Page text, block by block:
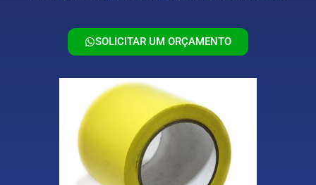
SOLICITAR UM ORÇAMENTO